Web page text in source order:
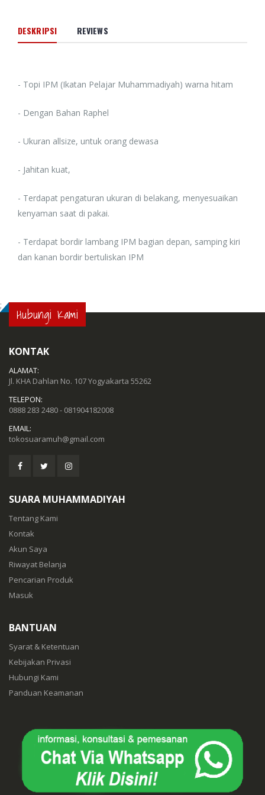
DESKRIPSI REVIEWS
- Topi IPM (Ikatan Pelajar Muhammadiyah) warna hitam
- Dengan Bahan Raphel
- Ukuran allsize, untuk orang dewasa
- Jahitan kuat,
- Terdapat pengaturan ukuran di belakang, menyesuaikan
kenyaman saat di pakai.
- Terdapat bordir lambang IPM bagian depan, samping kiri
dan kanan bordir bertuliskan IPM
; Hubungi Kami
KONTAK
ALAMAT:
Jl. KHA Dahlan No. 107 Yogyakarta 55262
TELEPON:
0888 283 2480 - 081904182008
EMAIL:
tokosuaramuh@gmail.com
SUARA MUHAMMADIYAH
Tentang Kami
Kontak
Akun Saya
Riwayat Belanja
Pencarian Produk
Masuk
BANTUAN
Syarat & Ketentuan
Kebijakan Privasi
Hubungi Kami
Panduan Keamanan